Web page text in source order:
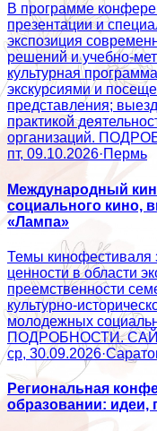
В программе
презентации и
экспозиция
решений и учебно-
культурная
экскурсиями и
представления;
практикой
организаций.
пт, 09.10.2026·Пермь
Международный
социального кино,
«Лампа»
Темы кинофестиваля
ценности в области
преемственности
культурно-
молодежных
ПОДРОБНОСТИ.
ср, 30.09.2026·
Региональная
образовании: идеи,